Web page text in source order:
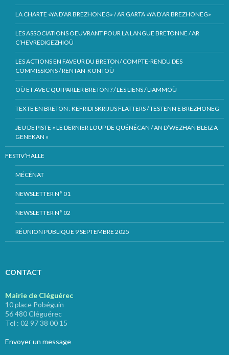
LA CHARTE «YA D’AR BREZHONEG» / AR GARTA «YA D’AR BREZHONEG»
LES ASSOCIATIONS OEUVRANT POUR LA LANGUE BRETONNE / AR
C’HEVREDIGEZHIOÙ
LES ACTIONS EN FAVEUR DU BRETON/ COMPTE-RENDU DES
COMMISSIONS / RENTAÑ-KONTOÙ
OÙ ET AVEC QUI PARLER BRETON ? / LES LIENS / LIAMMOÙ
TEXTE EN BRETON : KEFRIDI SKRIJUS FLATTERS / TESTENN E BREZHONEG
JEU DE PISTE « LE DERNIER LOUP DE QUÉNÉCAN / AN D’WEZHAÑ BLEIZ A
GENEKAN »
FESTIV’HALLE
MÉCÉNAT
NEWSLETTER N° 01
NEWSLETTER N° 02
RÉUNION PUBLIQUE 9 SEPTEMBRE 2025
CONTACT
Mairie de Cléguérec
10 place Pobéguin
56 480 Cléguérec
Tel : 02 97 38 00 15
Envoyer un message